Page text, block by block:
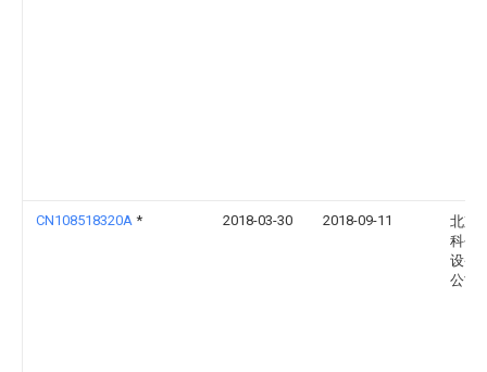
CN108518320A * 2018-03-30 2018-09-11
北京
科创
设备
公司